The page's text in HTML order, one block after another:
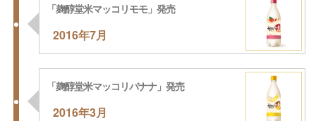
2016年7月
「麹醇堂米マッコリモモ」発売
2016年3月
「麹醇堂米マッコリバナナ」発売